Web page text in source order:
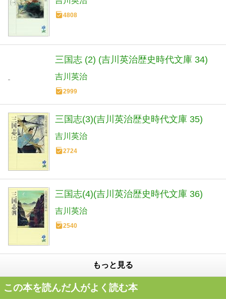
4808
三国志 (2) (吉川英治歴史時代文庫 34)
吉川英治
2999
三国志(3)(吉川英治歴史時代文庫 35)
吉川英治
2724
三国志(4)(吉川英治歴史時代文庫 36)
吉川英治
2540
もっと見る
この本を読んだ人がよく読む本